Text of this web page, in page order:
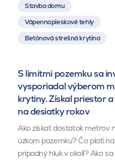
Stavba domu
Vápennopieskové tehly
Betónová strešná krytina
S limitmi pozemku sa
vysporiadal výberom
krytiny. Získal priestor
na desiatky rokov
Ako získať dostatok metrov
úzkom pozemku? Čo platí na
prípadný hluk v okolí? Ako